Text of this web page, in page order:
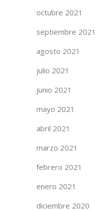
octubre 2021
septiembre 2021
agosto 2021
julio 2021
junio 2021
mayo 2021
abril 2021
marzo 2021
febrero 2021
enero 2021
diciembre 2020